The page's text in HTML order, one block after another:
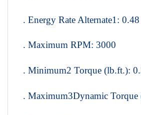
. Energy Rate Alternate1:
. Maximum RPM: 3000
. Minimum2 Torque (lb.ft.):
. Maximum3Dynamic